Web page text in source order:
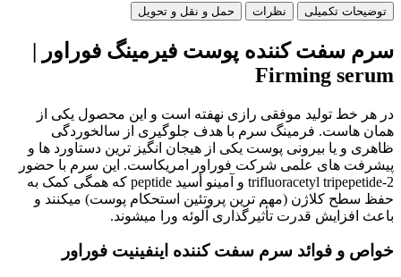
توضیحات تکمیلی نظرات حمل و نقل و تحویل
سرم سفت کننده پوست فیرمینگ فوراور |
Firming serum
در هر خط تولید موفقی رازی نهفته است و این محصول یکی از
همان هاست. فرمینگ سرم با هدف جلوگیری از سالخوردگی
ظاهری و یا بیرونی پوست یکی از هیجان انگیز ترین دستاورد ها و
پیشرفت های علمی شرکت فوراور امریکاست. این سرم با حضور
trifluoracetyl tripepetide-2 و آمینو أسید peptide که همگی کمک به
حفظ سطح کلاژن (مهم ترین پروتئین استحکام پوست) میکنند و
باعث افزایش قدرت تأثیرگذاری آلوئه ورا میشوند.
خواص و فوائد سرم سفت کننده اینفینیت فوراور